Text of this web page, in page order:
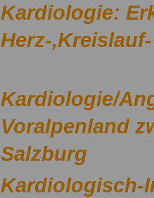
Kardiologie:
Herz-
Kardiologie/
Voralpenland
Salzburg
Kardiologisch-